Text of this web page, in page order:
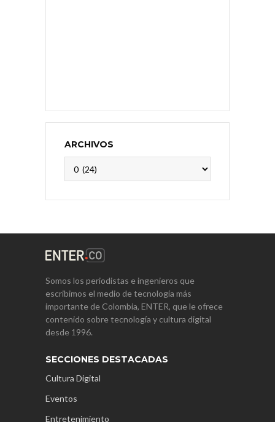
ARCHIVOS
Somos los periodistas e ingenieros que
escribimos el medio de tecnología más
importante de Colombia, ENTER, que le ofrece
contenido sobre tecnología y cultura digital
desde 1996.
SECCIONES DESTACADAS
Cultura Digital
Eventos
Entretenimiento